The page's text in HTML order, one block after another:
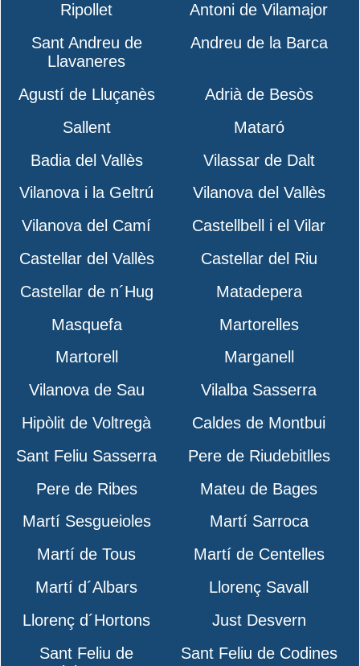
Ripollet
Antoni de Vilamajor
Sant Andreu de
Llavaneres
Andreu de la Barca
Agustí de Lluçanès
Adrià de Besòs
Sallent
Mataró
Badia del Vallès
Vilassar de Dalt
Vilanova i la Geltrú
Vilanova del Vallès
Vilanova del Camí
Castellbell i el Vilar
Castellar del Vallès
Castellar del Riu
Castellar de n´Hug
Matadepera
Masquefa
Martorelles
Martorell
Marganell
Vilanova de Sau
Vilalba Sasserra
Hipòlit de Voltregà
Caldes de Montbui
Sant Feliu Sasserra
Pere de Riudebitlles
Pere de Ribes
Mateu de Bages
Martí Sesgueioles
Martí Sarroca
Martí de Tous
Martí de Centelles
Martí d´Albars
Llorenç Savall
Llorenç d´Hortons
Just Desvern
Sant Feliu de
Sant Feliu de Codines